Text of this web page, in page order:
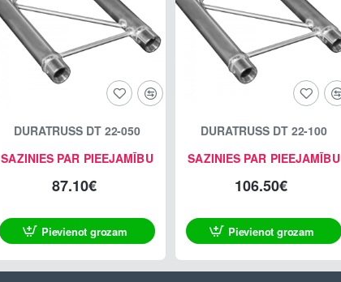
SAZINIES PAR PIEEJAMĪBU
DURATRUSS DT 22-050
87.10€
Pievienot grozam
SAZINIES PAR PIEEJAMĪBU
DURATRUSS DT 22-100
106.50€
Pievienot grozam